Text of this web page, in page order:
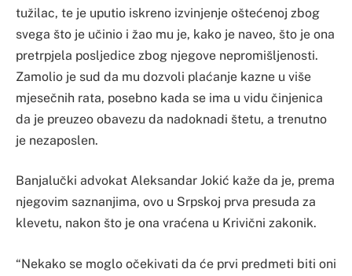
tužilac, te je uputio iskreno izvinjenje oštećenoj zbog
svega što je učinio i žao mu je, kako je naveo, što je ona
pretrpjela posljedice zbog njegove nepromišljenosti.
Zamolio je sud da mu dozvoli plaćanje kazne u više
mjesečnih rata, posebno kada se ima u vidu činjenica
da je preuzeo obavezu da nadoknadi štetu, a trenutno
je nezaposlen.
Banjalučki advokat Aleksandar Jokić kaže da je, prema
njegovim saznanjima, ovo u Srpskoj prva presuda za
klevetu, nakon što je ona vraćena u Krivični zakonik.
“Nekako se moglo očekivati da će prvi predmeti biti oni